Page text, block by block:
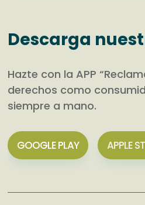
Descarga
Hazte con la APP
derechos como
siempre a mano.
GOOGLE PLAY APPLE